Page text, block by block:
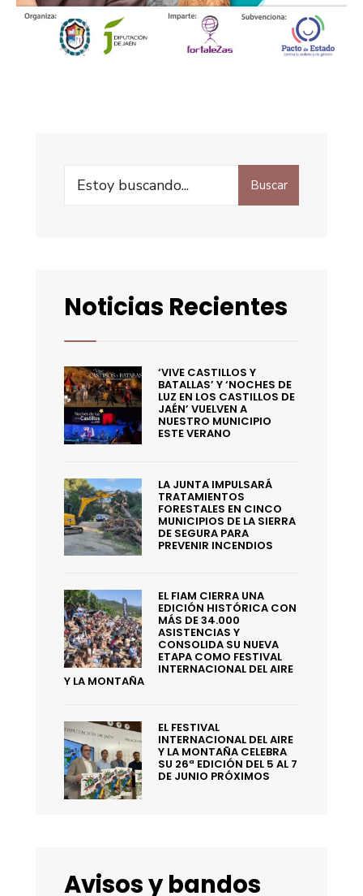
Buscar
Noticias Recientes
‘VIVE CASTILLOS Y
BATALLAS’ Y ‘NOCHES DE
LUZ EN LOS CASTILLOS DE
JAÉN’ VUELVEN A
NUESTRO MUNICIPIO
ESTE VERANO
LA JUNTA IMPULSARÁ
TRATAMIENTOS
FORESTALES EN CINCO
MUNICIPIOS DE LA SIERRA
DE SEGURA PARA
PREVENIR INCENDIOS
EL FIAM CIERRA UNA
EDICIÓN HISTÓRICA CON
MÁS DE 34.000
ASISTENCIAS Y
CONSOLIDA SU NUEVA
ETAPA COMO FESTIVAL
INTERNACIONAL DEL AIRE
Y LA MONTAÑA
EL FESTIVAL
INTERNACIONAL DEL AIRE
Y LA MONTAÑA CELEBRA
SU 26ª EDICIÓN DEL 5 AL 7
DE JUNIO PRÓXIMOS
Avisos y bandos